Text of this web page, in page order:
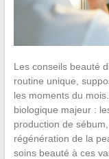
Les conseils beauté
routine unique,
les moments du
biologique majeur :
production de
régénération de la
soins beauté à ces